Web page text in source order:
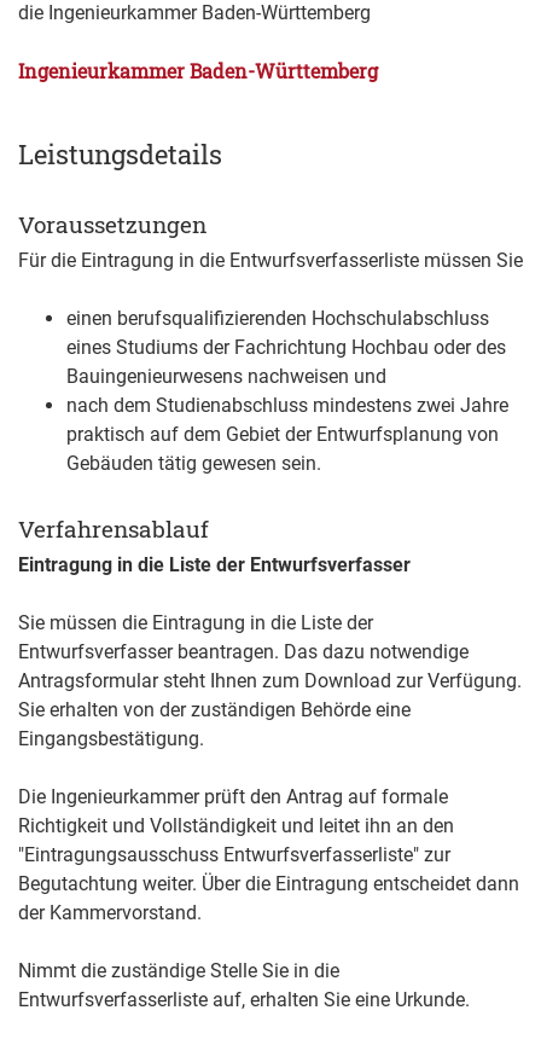
die Ingenieurkammer Baden-Württemberg
Ingenieurkammer Baden-Württemberg
Leistungsdetails
Voraussetzungen
Für die Eintragung in die Entwurfsverfasserliste müssen Sie
einen berufsqualifizierenden Hochschulabschluss
eines Studiums der Fachrichtung Hochbau oder des
Bauingenieurwesens nachweisen und
nach dem Studienabschluss mindestens zwei Jahre
praktisch auf dem Gebiet der Entwurfsplanung von
Gebäuden tätig gewesen sein.
Verfahrensablauf
Eintragung in die Liste der Entwurfsverfasser
Sie müssen die Eintragung in die Liste der
Entwurfsverfasser beantragen. Das dazu notwendige
Antragsformular steht Ihnen zum Download zur Verfügung.
Sie erhalten von der zuständigen Behörde eine
Eingangsbestätigung.
Die Ingenieurkammer prüft den Antrag auf formale
Richtigkeit und Vollständigkeit und leitet ihn an den
"Eintragungsausschuss Entwurfsverfasserliste" zur
Begutachtung weiter. Über die Eintragung entscheidet dann
der Kammervorstand.
Nimmt die zuständige Stelle Sie in die
Entwurfsverfasserliste auf, erhalten Sie eine Urkunde.